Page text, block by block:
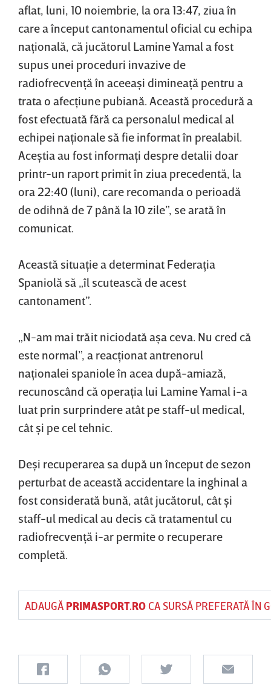
aflat, luni, 10 noiembrie, la ora 13:47, ziua în
care a început cantonamentul oficial cu echipa
naţională, că jucătorul Lamine Yamal a fost
supus unei proceduri invazive de
radiofrecvenţă în aceeaşi dimineaţă pentru a
trata o afecţiune pubiană. Această procedură a
fost efectuată fără ca personalul medical al
echipei naţionale să fie informat în prealabil.
Aceştia au fost informaţi despre detalii doar
printr-un raport primit în ziua precedentă, la
ora 22:40 (luni), care recomanda o perioadă
de odihnă de 7 până la 10 zile”, se arată în
comunicat.
Această situaţie a determinat Federaţia
Spaniolă să „îl scutească de acest
cantonament”.
„N-am mai trăit niciodată aşa ceva. Nu cred că
este normal”, a reacţionat antrenorul
naţionalei spaniole în acea după-amiază,
recunoscând că operaţia lui Lamine Yamal i-a
luat prin surprindere atât pe staff-ul medical,
cât şi pe cel tehnic.
Deşi recuperarea sa după un început de sezon
perturbat de această accidentare la inghinal a
fost considerată bună, atât jucătorul, cât şi
staff-ul medical au decis că tratamentul cu
radiofrecvenţă i-ar permite o recuperare
completă.
ADAUGĂ PRIMASPORT.ROCA SURSĂ PREFERATĂ ÎN